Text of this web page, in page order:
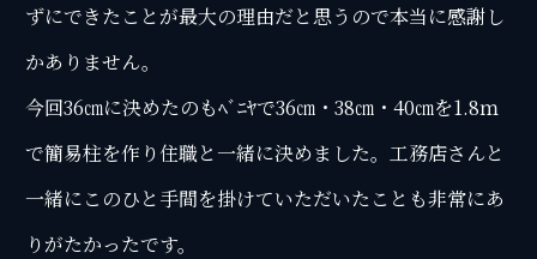
ずにできたことが最大の理由だと思うので本当に感謝し
かありません。
今回36㎝に決めたのもﾍﾞﾆﾔで36㎝・38㎝・40㎝を1.8ｍ
で簡易柱を作り住職と一緒に決めました。工務店さんと
一緒にこのひと手間を掛けていただいたことも非常にあ
りがたかったです。